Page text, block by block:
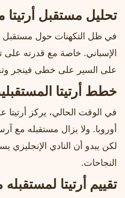
تحليل مستقبل أرتيتا
في ظل التكهنات حول مستقبل
الإسباني. خاصة مع قدرته على
على السير على خطى فينجر
خطط أرتيتا
في الوقت الحالي، يركز أرتيتا
لكن يبدو أن النادي الإنجليزي
النجاحات.
تقييم أرتيتا